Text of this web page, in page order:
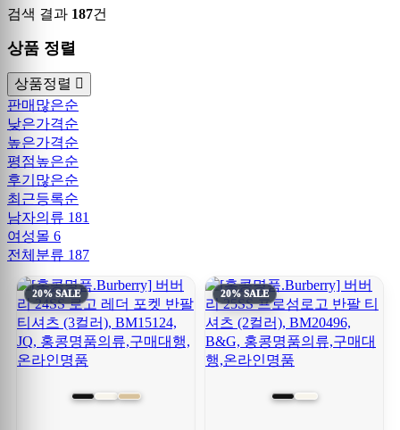
검색 결과 187건
상품 정렬
상품정렬
판매많은순
낮은가격순
높은가격순
평점높은순
후기많은순
최근등록순
남자의류 181
여성몰 6
전체분류 187
20% SALE 20% SALE